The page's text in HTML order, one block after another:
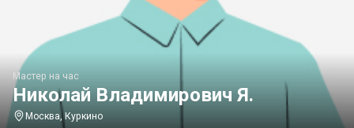
Николай Владимирович Я.
Мастер на час
Москва, Куркино